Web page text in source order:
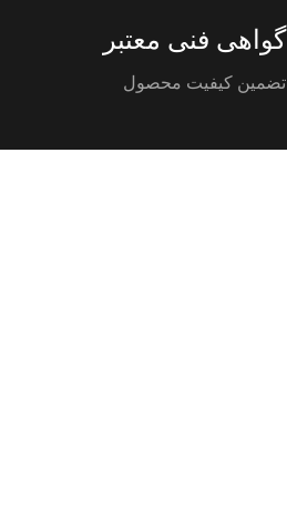
گواهی فنی معتبر
تضمین کیفیت محصول